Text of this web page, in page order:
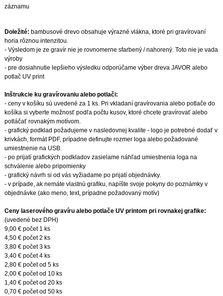
záznamu
Doležité: bambusové drevo obsahuje výrazné vlákna, ktoré pri gravírovaní
horia rôznou intenzitou.
- Výsledom je ze gravír nie je rovnomerne sfarbený / nahorený. Toto nie je vada
výroby
- pre dosiahnutie lepšieho výsledku odporúčame výber dreva JAVOR alebo
potlač UV print
Inštrukcie ku gravírovaniu alebo potlači:
- ceny v košíku sú uvedené za 1 ks. Pri vkladaní gravírovania alebo potlače do
košíka si vyberte možnosť podľa počtu kusov, ktoré chcete gravírovať alebo
potláčať rovnakým motívom.
- grafický podklad požadujeme v nasledovnej kvalite - logo je potrebné dodať v
krivkách, formát PDF, prípadne definujte rozmer loga alebo požadované
umiestnenie na USB.
- po prijatí grafických podkladov zasielame náhľad umiestnenia loga na
schválenie alebo pripomienky
- grafický návrh si od vás vyžiadame po prijatí objednávky.
- v prípade, ak nemáte vlastnú grafiku, napíšte svoje pokyny do poznámky v
objednávke (ako meno, text, prípadne požadovaný motív)
Ceny laserového gravíru alebo potlače UV printom pri rovnakej grafike:
(uvedené bez DPH)
9,00 € počet 1 ks
4,50 € počet 2 ks
3,80 € počet 3 ks
3,40 € počet 4 ks
2,80 € počet od 5 ks
2,00 € počet od 10 ks
1,40 € počet od 20 ks
0,70 € počet od 50 ks